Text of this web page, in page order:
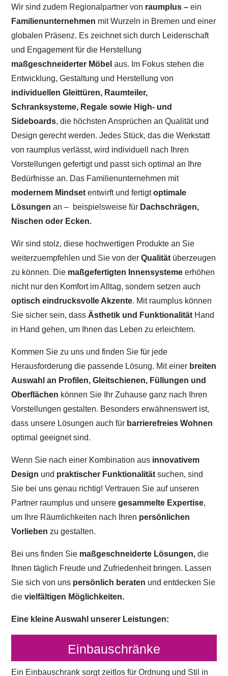
Wir sind zudem Regionalpartner von raumplus – ein
Familienunternehmen mit Wurzeln in Bremen und einer
globalen Präsenz. Es zeichnet sich durch Leidenschaft
und Engagement für die Herstellung
maßgeschneiderter Möbelaus. Im Fokus stehen die
Entwicklung, Gestaltung und Herstellung von
individuellen Gleittüren, Raumteiler,
Schranksysteme, Regale sowie High- und
Sideboards, die höchsten Ansprüchen an Qualität und
Design gerecht werden. Jedes Stück, das die Werkstatt
von raumplus verlässt, wird individuell nach Ihren
Vorstellungen gefertigt und passt sich optimal an Ihre
Bedürfnisse an. Das Familienunternehmen mit
modernem Mindset entwirft und fertigtoptimale
Lösungen an – beispielsweise für Dachschrägen,
Nischen oder Ecken.
Wir sind stolz, diese hochwertigen Produkte an Sie
weiterzuempfehlen und Sie von derQualität überzeugen
zu können. Die maßgefertigten Innensystemeerhöhen
nicht nur den Komfort im Alltag, sondern setzen auch
optisch eindrucksvolle Akzente. Mit raumplus können
Sie sicher sein, dass Ästhetik und Funktionalität Hand
in Hand gehen, um Ihnen das Leben zu erleichtern.
Kommen Sie zu uns und finden Sie für jede
Herausforderung die passende Lösung. Mit einer breiten
Auswahl an Profilen, Gleitschienen, Füllungen und
Oberflächen können Sie Ihr Zuhause ganz nach Ihren
Vorstellungen gestalten. Besonders erwähnenswert ist,
dass unsere Lösungen auch für barrierefreies Wohnen
optimal geeignet sind.
Wenn Sie nach einer Kombination aus innovativem
Design und praktischer Funktionalitätsuchen, sind
Sie bei uns genau richtig! Vertrauen Sie auf unseren
Partner raumplus und unseregesammelte Expertise,
um Ihre Räumlichkeiten nach Ihren persönlichen
Vorliebenzu gestalten.
Bei uns finden Sie maßgeschneiderte Lösungen, die
Ihnen täglich Freude und Zufriedenheit bringen. Lassen
Sie sich von uns persönlich beraten und entdecken Sie
dievielfältigen Möglichkeiten.
Eine kleine Auswahl unserer Leistungen:
Einbauschränke
Ein Einbauschrank sorgt zeitlos für Ordnung und Stil in